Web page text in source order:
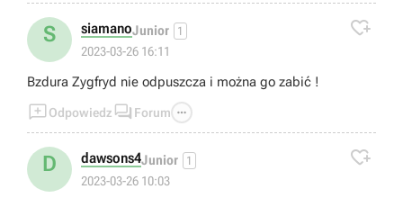
S siamanoJunior 1
2023-03-26 16:11

Bzdura Zygfryd nie odpuszcza i można go zabić !
Odpowiedz  Forum 
D dawsons4Junior 1
2023-03-26 10:03
